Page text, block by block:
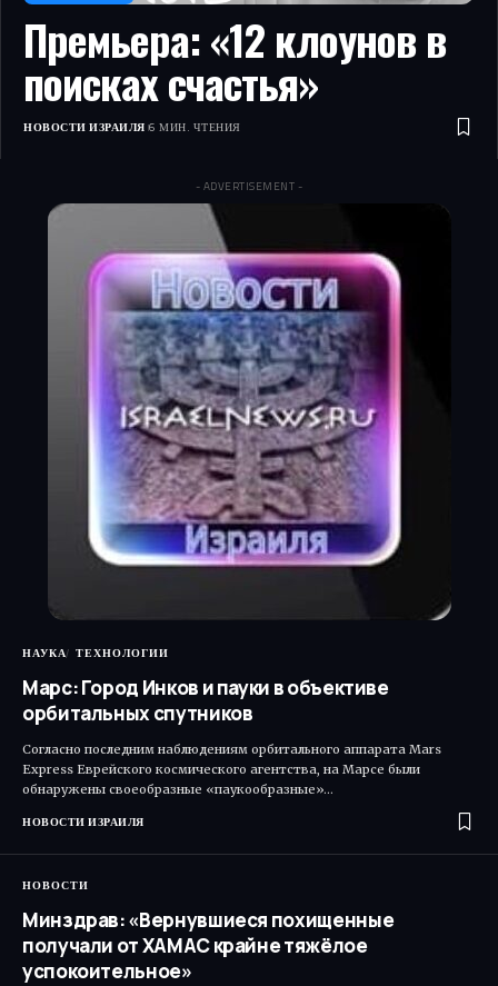
Премьера: «12 клоунов в
поисках счастья»
НОВОСТИ ИЗРАИЛЯ 6 МИН. ЧТЕНИЯ
- ADVERTISEMENT -
НАУКА ТЕХНОЛОГИИ
Марс: Город Инков и пауки в объективе
орбитальных спутников
Согласно последним наблюдениям орбитального аппарата Mars
Express Еврейского космического агентства, на Марсе были
обнаружены своеобразные «паукообразные»…
НОВОСТИ ИЗРАИЛЯ
НОВОСТИ
Минздрав: «Вернувшиеся похищенные
получали от ХАМАС крайне тяжёлое
успокоительное»